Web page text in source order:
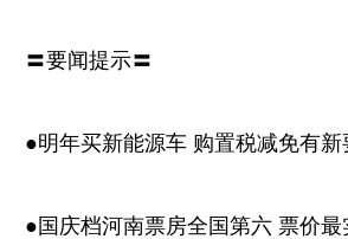
〓要闻提示〓
●明年买新能源车 购置税减免有新
●国庆档河南票房全国第六 票价最